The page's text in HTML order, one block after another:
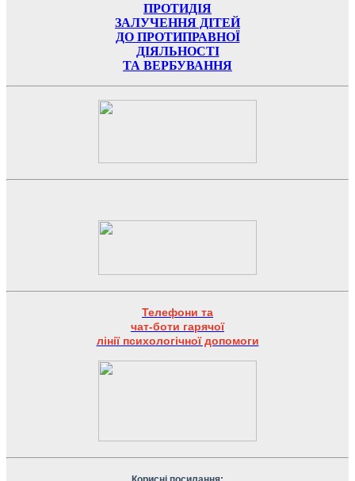
ПРОТИДІЯ
ЗАЛУЧЕННЯ ДІТЕЙ
ДО ПРОТИПРАВНОЇ
ДІЯЛЬНОСТІ
ТА ВЕРБУВАННЯ
Телефони та
чат-боти гарячої
лінії психологічної допомоги